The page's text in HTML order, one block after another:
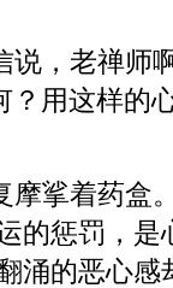
，老禅师
用这样的
挲着药盒
的惩罚，
涌的恶心